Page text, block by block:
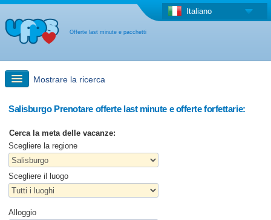
Offerte last minute e pacchetti
Italiano
Mostrare la ricerca
Ricerca rapida
Viaggi: Ricerca con la mappa
Offerta last minute + Offerta forfettaria
Altro paese
Salisburgo Prenotare offerte last minute e offerte forfettarie:
Cerca la meta delle vacanze:
Scegliere la regione
Scegliere il luogo
Alloggio